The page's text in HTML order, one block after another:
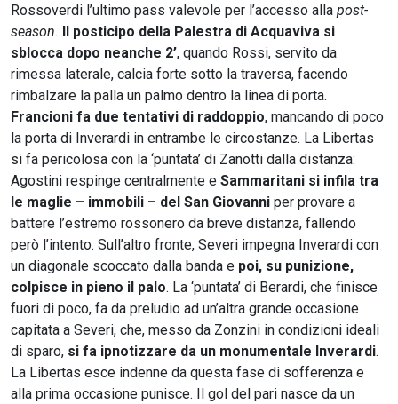
Rossoverdi l’ultimo pass valevole per l’accesso alla post-
season. Il posticipo della Palestra di Acquaviva si
sblocca dopo neanche 2’, quando Rossi, servito da
rimessa laterale, calcia forte sotto la traversa, facendo
rimbalzare la palla un palmo dentro la linea di porta.
Francioni fa due tentativi di raddoppio, mancando di poco
la porta di Inverardi in entrambe le circostanze. La Libertas
si fa pericolosa con la ‘puntata’ di Zanotti dalla distanza:
Agostini respinge centralmente e Sammaritani si infila tra
le maglie – immobili – del San Giovanni per provare a
battere l’estremo rossonero da breve distanza, fallendo
però l’intento. Sull’altro fronte, Severi impegna Inverardi con
un diagonale scoccato dalla banda e poi, su punizione,
colpisce in pieno il palo. La ‘puntata’ di Berardi, che finisce
fuori di poco, fa da preludio ad un’altra grande occasione
capitata a Severi, che, messo da Zonzini in condizioni ideali
di sparo, si fa ipnotizzare da un monumentale Inverardi.
La Libertas esce indenne da questa fase di sofferenza e
alla prima occasione punisce. Il gol del pari nasce da un